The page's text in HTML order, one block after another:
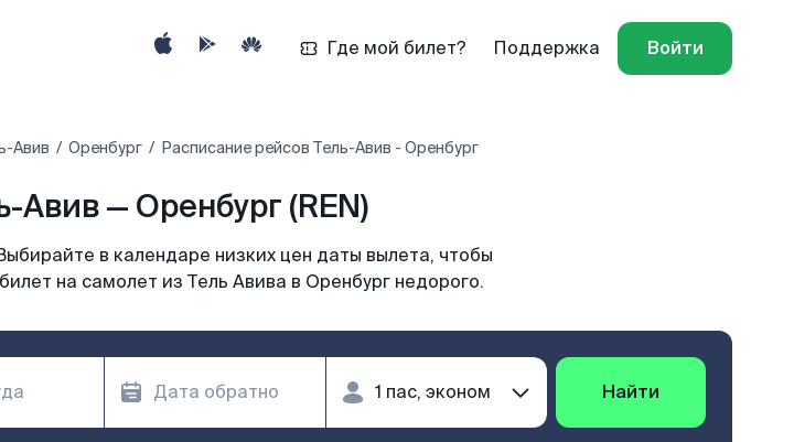
Где мой билет? Поддержка Войти
Авив Оренбург Расписание рейсов Тель-Авив - Оренбург
— Оренбург (REN)
в календаре низких цен даты вылета, чтобы
на самолет из Тель Авива в Оренбург недорого.
Найти